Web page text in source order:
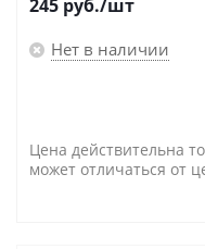
245 руб./шт
Нет в наличии
Цена действительна
может отличаться от